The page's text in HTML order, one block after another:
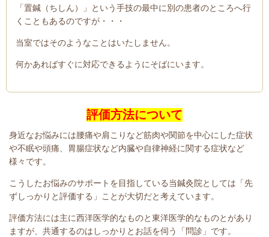
「置鍼（ちしん）」という手技の最中に別の患者のところへ行
くこともあるのですが・・・
当室ではそのようなことはいたしません。
何かあればすぐに対応できるようにそばにいます。
評価方法について
身近なお悩みには腰痛や肩こりなど筋肉や関節を中心にした症状
や不眠や頭痛、胃腸症状など内臓や自律神経に関する症状など
様々です。
こうしたお悩みのサポートを目指している当鍼灸院としては「先
ずしっかりと評価する」ことが大切だと考えています。
評価方法には主に西洋医学的なものと東洋医学的なものとがあり
ますが、共通するのはしっかりとお話を伺う「問診」です。